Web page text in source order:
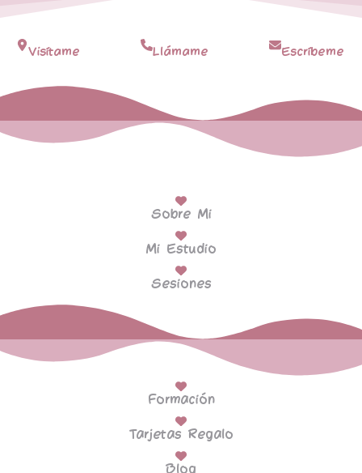
Visítame Llámame Escríbeme
Sobre Mi
Mi Estudio
Sesiones
Formación
Tarjetas Regalo
Blog